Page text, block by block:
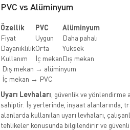
PVC vs Alüminyum
Özellik PVC
Alüminyum
Fiyat
Uygun
Daha pahalı
DayanıklılıkOrta
Yüksek
Kullanım
İç mekanDış mekan
Dış mekan → alüminyum
İç mekan → PVC
Uyarı Levhaları , güvenlik ve yönlendirme
sahiptir. İş yerlerinde, inşaat alanlarında,
alanlarda kullanılan uyarı levhaları,
tehlikeler konusunda bilgilendirir ve